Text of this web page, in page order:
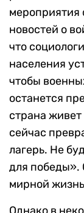
мероприятия
новостей о
что
населения
чтобы
останется
страна
сейчас
лагерь. Не
для победы».
мирной